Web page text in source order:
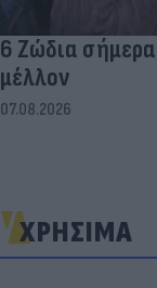
6 Ζώδια
μέλλον
07.08.2026
ΧΡΗΣΙΜΑ